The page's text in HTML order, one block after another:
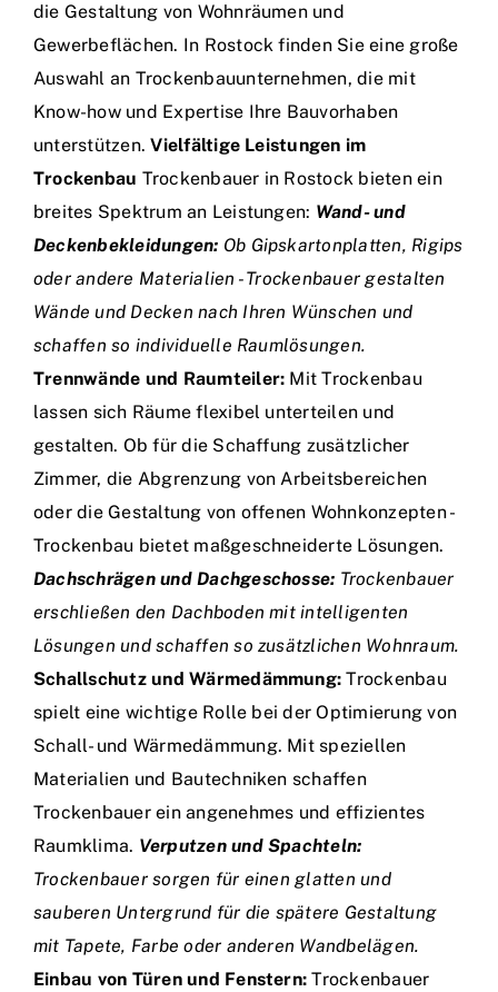
die Gestaltung von Wohnräumen und
Gewerbeflächen. In Rostock finden Sie eine große
Auswahl an Trockenbauunternehmen, die mit
Know-how und Expertise Ihre Bauvorhaben
unterstützen.Vielfältige Leistungen im
Trockenbau Trockenbauer in Rostock bieten ein
breites Spektrum an Leistungen: Wand- und
Deckenbekleidungen: Ob Gipskartonplatten, Rigips
oder andere Materialien - Trockenbauer gestalten
Wände und Decken nach Ihren Wünschen und
schaffen so individuelle Raumlösungen.
Trennwände und Raumteiler: Mit Trockenbau
lassen sich Räume flexibel unterteilen und
gestalten. Ob für die Schaffung zusätzlicher
Zimmer, die Abgrenzung von Arbeitsbereichen
oder die Gestaltung von offenen Wohnkonzepten -
Trockenbau bietet maßgeschneiderte Lösungen.
Dachschrägen und Dachgeschosse: Trockenbauer
erschließen den Dachboden mit intelligenten
Lösungen und schaffen so zusätzlichen Wohnraum.
Schallschutz und Wärmedämmung: Trockenbau
spielt eine wichtige Rolle bei der Optimierung von
Schall- und Wärmedämmung. Mit speziellen
Materialien und Bautechniken schaffen
Trockenbauer ein angenehmes und effizientes
Raumklima. Verputzen und Spachteln:
Trockenbauer sorgen für einen glatten und
sauberen Untergrund für die spätere Gestaltung
mit Tapete, Farbe oder anderen Wandbelägen.
Einbau von Türen und Fenstern: Trockenbauer